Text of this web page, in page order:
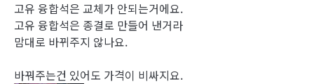
고유 융합석은 교체가 안되는거에요.
고유 융합석은 종결로 만들어 낸거라
맘대로 바뀌주지 않나요.
바꿔주는건 있어도 가격이 비싸지요.